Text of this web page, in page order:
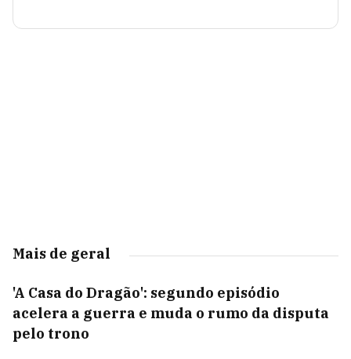
Mais de geral
'A Casa do Dragão': segundo episódio
acelera a guerra e muda o rumo da disputa
pelo trono